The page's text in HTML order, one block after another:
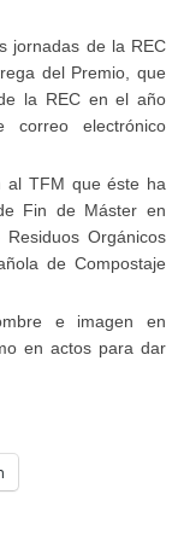
jornadas de la REC
del Premio, que
la REC en el año
correo electrónico
al TFM que éste ha
Fin de Máster en
Orgánicos
de Compostaje
e imagen en
en actos para dar